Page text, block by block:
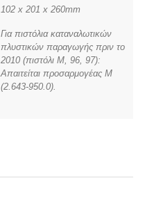
102 x 201 x 260mm
Για πιστόλια καταναλωτικών
πλυστικών παραγωγής πριν το
2010 (πιστόλι M, 96, 97):
Απαιτείται προσαρμογέας M
(2.643-950.0).